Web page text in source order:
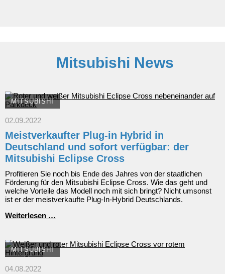
Mitsubishi News
MITSUBISHI
02.09.2022
Meistverkaufter Plug-in Hybrid in
Deutschland und sofort verfügbar: der
Mitsubishi Eclipse Cross
Profitieren Sie noch bis Ende des Jahres von der staatlichen
Förderung für den Mitsubishi Eclipse Cross. Wie das geht und
welche Vorteile das Modell noch mit sich bringt? Nicht umsonst
ist er der meistverkaufte Plug-In-Hybrid Deutschlands.
Weiterlesen …
Hybrid
in
Deutschland
MITSUBISHI
04.08.2022